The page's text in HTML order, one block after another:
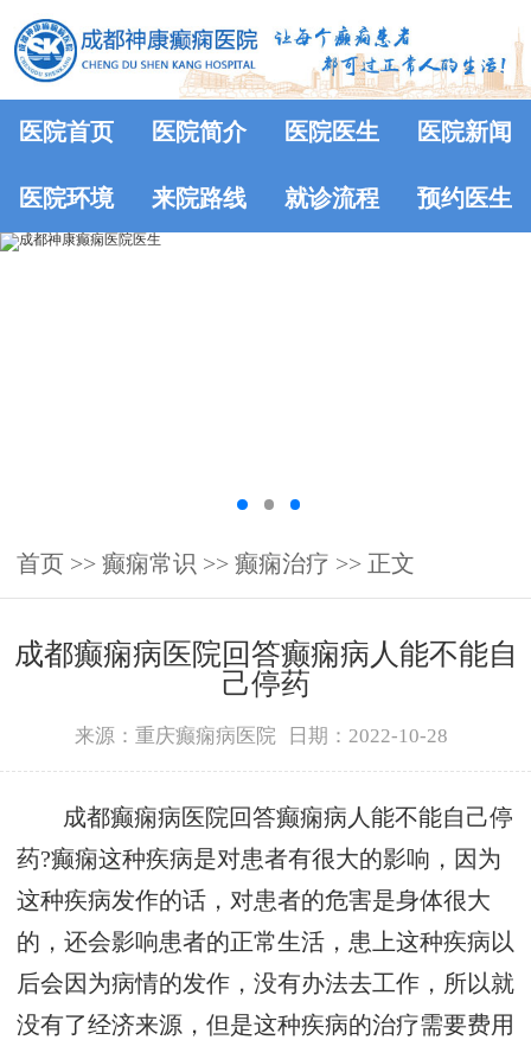
医院首页 医院简介 医院医生 医院新闻
医院环境 来院路线 就诊流程 预约医生
首页 >> 癫痫常识 >> 癫痫治疗 >> 正文
成都癫痫病医院回答癫痫病人能不能自
己停药
来源：重庆癫痫病医院 日期：2022-10-28
成都癫痫病医院回答癫痫病人能不能自己停
药?癫痫这种疾病是对患者有很大的影响，因为
这种疾病发作的话，对患者的危害是身体很大
的，还会影响患者的正常生活，患上这种疾病以
后会因为病情的发作，没有办法去工作，所以就
没有了经济来源，但是这种疾病的治疗需要费用